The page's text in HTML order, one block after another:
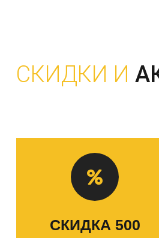
СКИДКИ И
СКИДКА 500